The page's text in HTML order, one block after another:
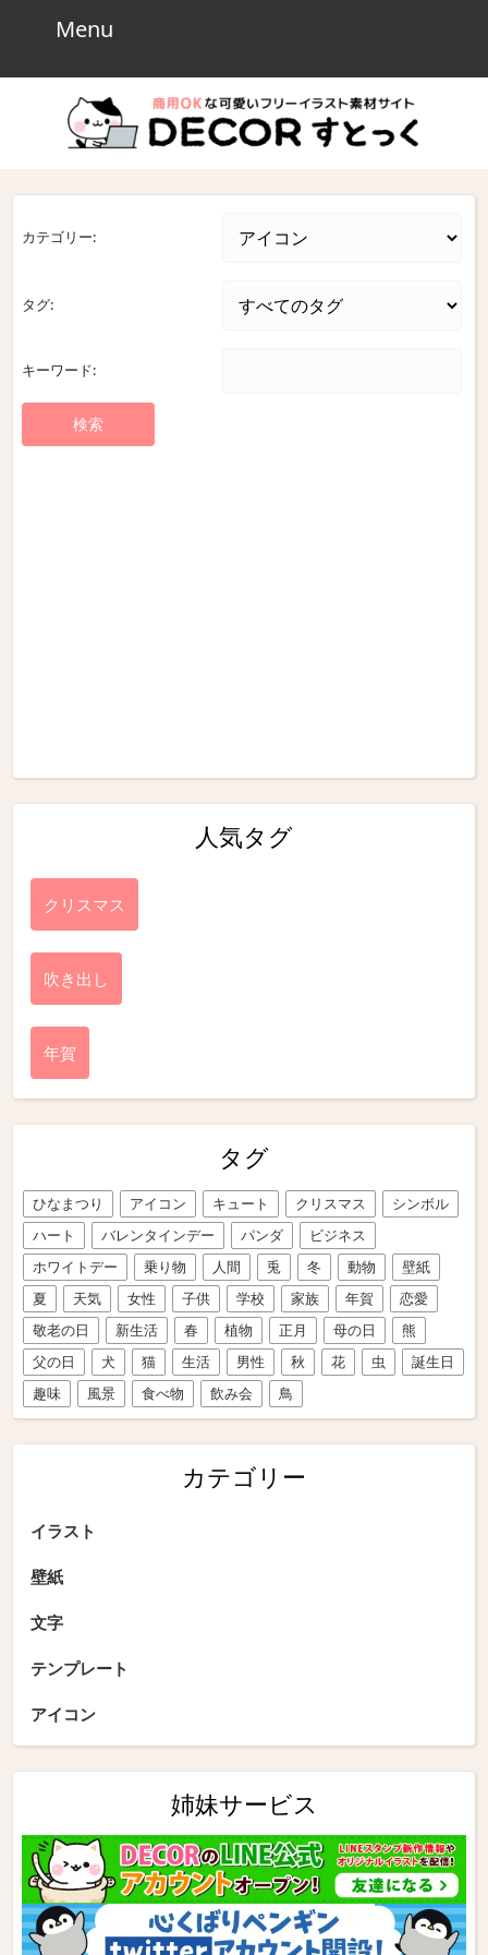
Menu
カテゴリー:
タグ:
キーワード:
人気タグ
クリスマス
吹き出し
年賀
タグ
ひなまつり アイコン キュート クリスマス
シンボル
ハート
バレンタインデー パンダ
ビジネス
ホワイトデー
乗り物 人間 兎 冬 動物
壁紙
夏
天気 女性 子供 学校 家族 年賀
恋愛
敬老の日
新生活 春 植物 正月 母の日
熊
父の日
犬 猫 生活 男性 秋 花 虫
誕生日
趣味
風景 食べ物 飲み会 鳥
カテゴリー
イラスト
壁紙
文字
テンプレート
アイコン
姉妹サービス